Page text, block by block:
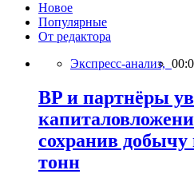
Новое
Популярные
От редактора
Экспресс-анализ,
BP и партнёры
сохранив добычу
тонн